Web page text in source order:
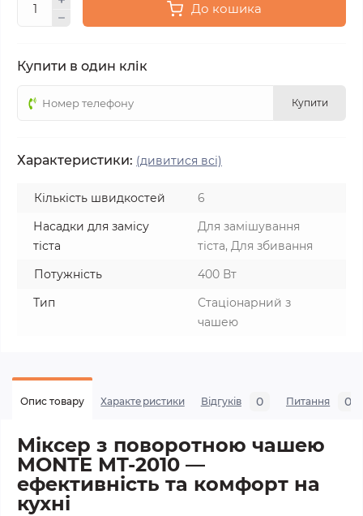
До кошика
Купити в один клік
Купити
Характеристики: (дивитися всі)
Кількість швидкостей
6
Насадки для замісу
тіста
Для замішування
тіста, Для збивання
Потужність
400 Вт
Тип
Стаціонарний з
чашею
Опис товару Характеристики Відгуків 0 Питання 0
Міксер з поворотною чашею
MONTE MT-2010 —
ефективність та комфорт на
кухні